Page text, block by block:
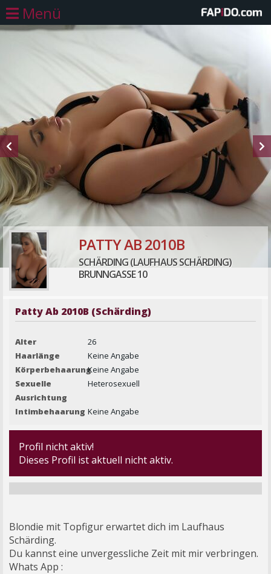
Menü
PATTY AB 2010B
SCHÄRDING (LAUFHAUS SCHÄRDING)
BRUNNGASSE 10
Patty Ab 2010B (Schärding)
Alter
26
Haarlänge
Keine Angabe
KörperbehaarungKeine Angabe
Sexuelle
Ausrichtung
Heterosexuell
Intimbehaarung Keine Angabe
Profil nicht aktiv!
Dieses Profil ist aktuell nicht aktiv.
Blondie mit Topfigur erwartet dich im Laufhaus
Schärding.
Du kannst eine unvergessliche Zeit mit mir verbringen.
Whats App :